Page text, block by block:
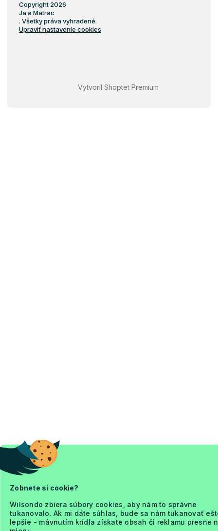
Zobnete si cookie?
Wilsondo zbiera súbory cookies, aby nám to správne
tukanovalo. Ak mi dáte súhlas, bude sa nám tukanovať
lepšie - mávnutím krídla získate obsah či reklamu presne
Vytvoril Shoptet Premium
Copyright 2026
Ja a Matrac
. Všetky práva vyhradené.
Upraviť nastavenie cookies